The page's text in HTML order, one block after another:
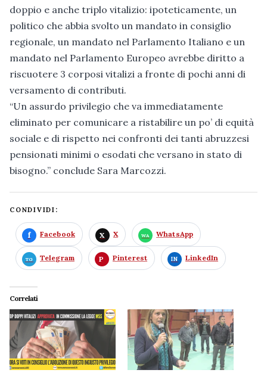
doppio e anche triplo vitalizio: ipoteticamente, un
politico che abbia svolto un mandato in consiglio
regionale, un mandato nel Parlamento Italiano e un
mandato nel Parlamento Europeo avrebbe diritto a
riscuotere 3 corposi vitalizi a fronte di pochi anni di
versamento di contributi.
“Un assurdo privilegio che va immediatamente
eliminato per comunicare a ristabilire un po’ di equità
sociale e di rispetto nei confronti dei tanti abruzzesi
pensionati minimi o esodati che versano in stato di
bisogno.” conclude Sara Marcozzi.
CONDIVIDI:
Facebook X WhatsApp
Telegram Pinterest LinkedIn
Correlati